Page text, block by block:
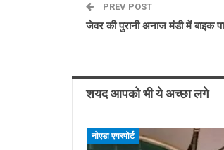
PREV POST
जेवर की पुरानी अनाज मंडी में बाइक
शयद आपको भी ये अच्छा लगे
नोएडा एयरपोर्ट